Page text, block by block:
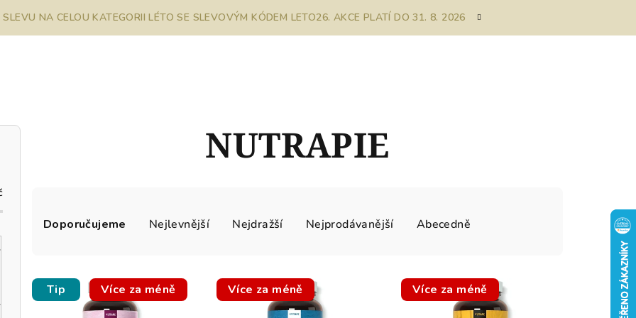
NA CELOU KATEGORII LÉTO SE SLEVOVÝM KÓDEM LETO26. AKCE PLATÍ DO 31. 8. 2026
NUTRAPIE
a
e
Doporučujeme Nejlevnější Nejdražší Nejprodávanější Abecedně
V
ý
Tip Více za méně Více za méně Více za méně